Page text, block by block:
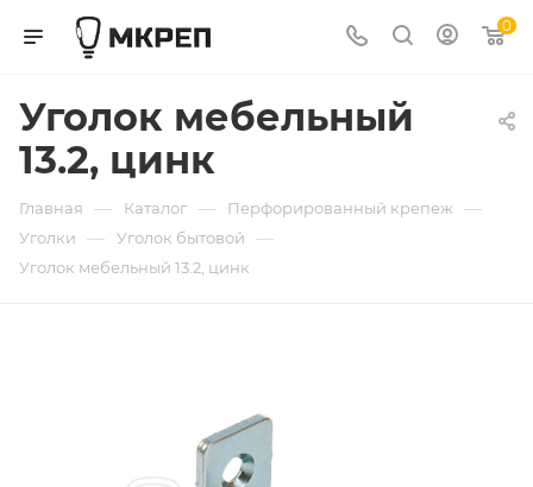
0
Уголок мебельный
13.2, цинк
Главная — Каталог — Перфорированный крепеж —
Уголки — Уголок бытовой —
Уголок мебельный 13.2, цинк